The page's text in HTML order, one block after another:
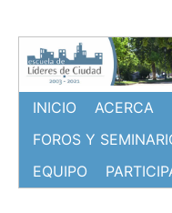
contenido
INICIO ACERCA
FOROS Y
EQUIPO